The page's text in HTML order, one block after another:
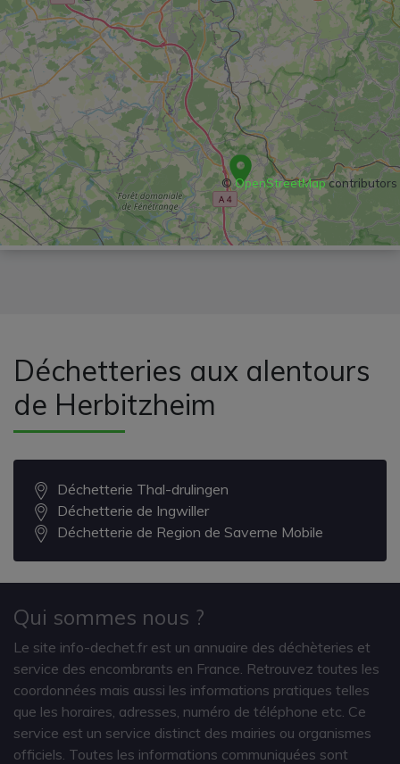
© OpenStreetMapcontributors
Déchetteries aux alentours
de Herbitzheim
Déchetterie Thal-drulingen
Déchetterie de Ingwiller
Déchetterie de Region de Saverne Mobile
Qui sommes nous ?
Le site info-dechet.fr est un annuaire des déchèteries et
service des encombrants en France. Retrouvez toutes les
coordonnées mais aussi les informations pratiques telles
que les horaires, adresses, numéro de téléphone etc. Ce
service est un service distinct des mairies ou organismes
officiels. Toutes les informations communiquées sont